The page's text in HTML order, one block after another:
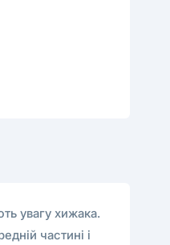
увагу хижака.
частині і